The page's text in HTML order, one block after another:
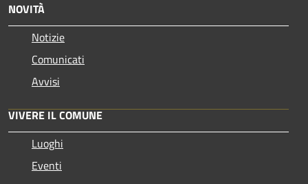
NOVITÀ
Notizie
Comunicati
Avvisi
VIVERE IL COMUNE
Luoghi
Eventi